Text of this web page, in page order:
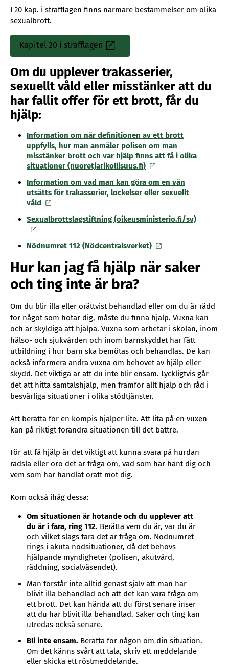
I 20 kap. i strafflagen finns närmare bestämmelser om olika
sexualbrott.
Kapitel 20 i strafflagen
Sisäinen
Om du upplever trakasserier,
sexuellt våld eller misstänker att du
har fallit offer för ett brott, får du
hjälp:
Information om när definitionen av ett brott
uppfylls, hur man anmäler polisen om man
misstänker brott och var hjälp finns att få i olika
situationer (nuoretjarikollisuus.fi)
Information om vad man kan göra om en vän
utsätts för trakasserier, lockelser eller sexuellt
våld
Sexualbrottslagstiftning (oikeusministerio.fi/sv)
Nödnumret 112 (Nödcentralsverket)
Hur kan jag få hjälp när saker
och ting inte är bra?
Om du blir illa eller orättvist behandlad eller om du är rädd
för något som hotar dig, måste du finna hjälp. Vuxna kan
och är skyldiga att hjälpa. Vuxna som arbetar i skolan, inom
hälso- och sjukvården och inom barnskyddet har fått
utbildning i hur barn ska bemötas och behandlas. De kan
också informera andra vuxna om behovet av hjälp eller
skydd. Det viktiga är att du inte blir ensam. Lyckligtvis går
det att hitta samtalshjälp, men framför allt hjälp och råd i
besvärliga situationer i olika stödtjänster.
Att berätta för en kompis hjälper lite. Att lita på en vuxen
kan på riktigt förändra situationen till det bättre.
För att få hjälp är det viktigt att kunna svara på hurdan
rädsla eller oro det är fråga om, vad som har hänt dig och
vem som har handlat orätt mot dig.
Kom också ihåg dessa:
Om situationen är hotande och du upplever att
du är i fara, ring 112. Berätta vem du är, var du är
och vilket slags fara det är fråga om. Nödnumret
rings i akuta nödsituationer, då det behövs
hjälpande myndigheter (polisen, akutvård,
räddning, socialväsendet).
Man förstår inte alltid genast själv att man har
blivit illa behandlad och att det kan vara fråga om
ett brott. Det kan hända att du först senare inser
att du har blivit illa behandlad. Saker och ting kan
utredas också senare.
Bli inte ensam. Berätta för någon om din situation.
Om det känns svårt att tala, skriv ett meddelande
eller skicka ett röstmeddelande.